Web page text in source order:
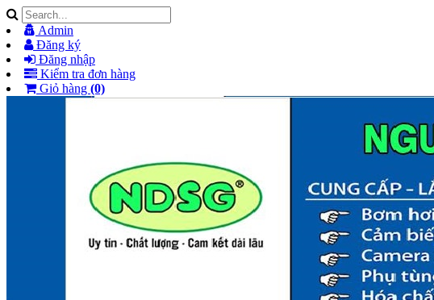
Admin
Đăng ký
Đăng nhập
Kiểm tra đơn hàng
Giỏ hàng (0)